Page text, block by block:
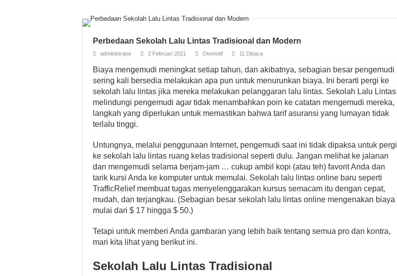
Perbedaan Sekolah Lalu Lintas Tradisional dan Modern
administrator 2 Februari 2021 Otomotif 11 Dibaca
Biaya mengemudi meningkat setiap tahun, dan akibatnya, sebagian besar pengemudi
sering kali bersedia melakukan apa pun untuk menurunkan biaya. Ini berarti pergi ke
sekolah lalu lintas jika mereka melakukan pelanggaran lalu lintas. Sekolah Lalu Lintas
melindungi pengemudi agar tidak menambahkan poin ke catatan mengemudi mereka,
langkah yang diperlukan untuk memastikan bahwa tarif asuransi yang lumayan tidak
terlalu tinggi.
Untungnya, melalui penggunaan Internet, pengemudi saat ini tidak dipaksa untuk pergi
ke sekolah lalu lintas ruang kelas tradisional seperti dulu. Jangan melihat ke jalanan
dan mengemudi selama berjam-jam … cukup ambil kopi (atau teh) favorit Anda dan
tarik kursi Anda ke komputer untuk memulai. Sekolah lalu lintas online baru seperti
TrafficRelief membuat tugas menyelenggarakan kursus semacam itu dengan cepat,
mudah, dan terjangkau. (Sebagian besar sekolah lalu lintas online mengenakan biaya
mulai dari $ 17 hingga $ 50.)
Tetapi untuk memberi Anda gambaran yang lebih baik tentang semua pro dan kontra,
mari kita lihat yang berikut ini.
Sekolah Lalu Lintas Tradisional